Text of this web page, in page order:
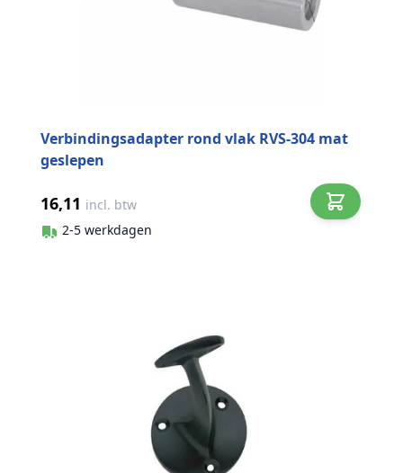
Verbindingsadapter rond vlak RVS-304 mat
geslepen
16,11 incl. btw
2-5 werkdagen